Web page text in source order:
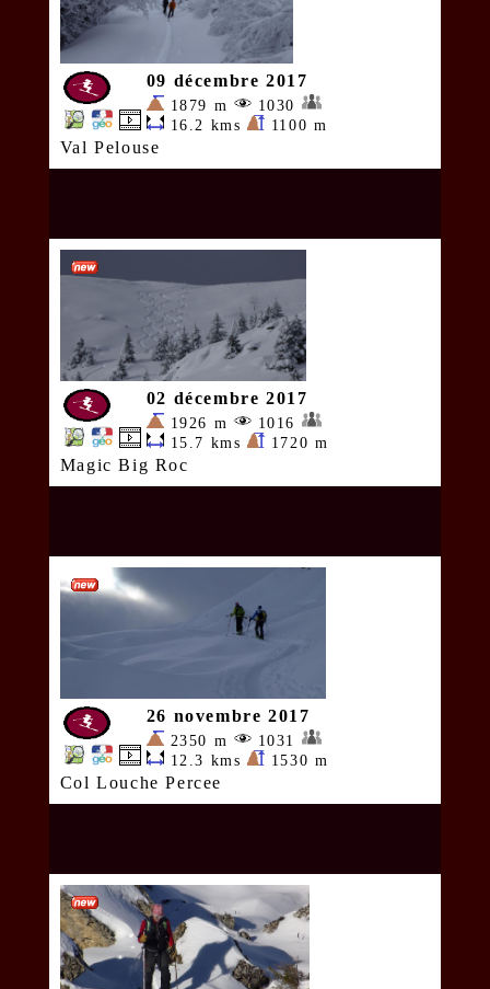
09 décembre 2017
1879 m
1030
16.2 kms
1100 m
Val Pelouse
02 décembre 2017
1926 m
1016
15.7 kms
1720 m
Magic Big Roc
26 novembre 2017
2350 m
1031
12.3 kms
1530 m
Col Louche Percee